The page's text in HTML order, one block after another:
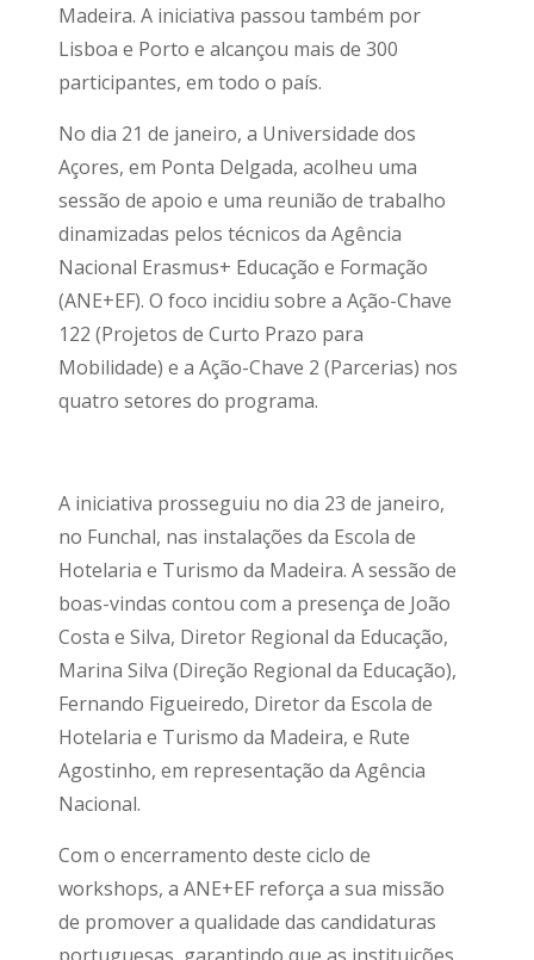
Madeira. A iniciativa passou também por
Lisboa e Porto e alcançou mais de 300
participantes, em todo o país.
No dia 21 de janeiro, a Universidade dos
Açores, em Ponta Delgada, acolheu uma
sessão de apoio e uma reunião de trabalho
dinamizadas pelos técnicos da Agência
Nacional Erasmus+ Educação e Formação
(ANE+EF). O foco incidiu sobre a Ação-Chave
122 (Projetos de Curto Prazo para
Mobilidade) e a Ação-Chave 2 (Parcerias) nos
quatro setores do programa.
A iniciativa prosseguiu no dia 23 de janeiro,
no Funchal, nas instalações da Escola de
Hotelaria e Turismo da Madeira. A sessão de
boas-vindas contou com a presença de João
Costa e Silva, Diretor Regional da Educação,
Marina Silva (Direção Regional da Educação),
Fernando Figueiredo, Diretor da Escola de
Hotelaria e Turismo da Madeira, e Rute
Agostinho, em representação da Agência
Nacional.
Com o encerramento deste ciclo de
workshops, a ANE+EF reforça a sua missão
de promover a qualidade das candidaturas